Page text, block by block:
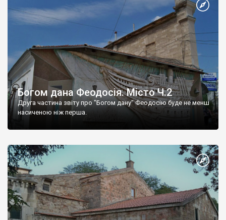
Богом дана Феодосія. Місто Ч.2
Друга частина звіту про "Богом дану" Феодосію буде не менш
насиченою ніж перша.